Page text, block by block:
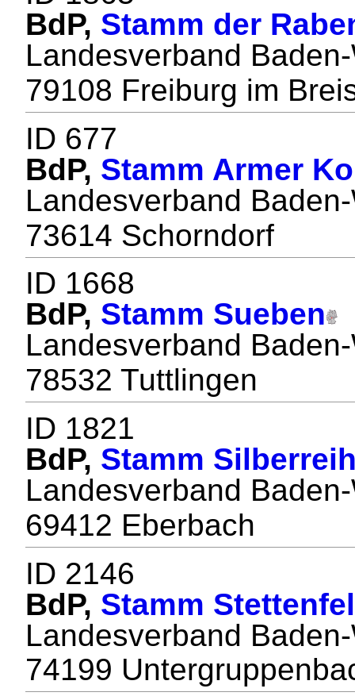
BdP, Stamm der
Landesverband
79108 Freiburg im
ID 677
BdP, Stamm Armer
Landesverband
73614 Schorndorf
ID 1668
BdP, Stamm Sueben
Landesverband
78532 Tuttlingen
ID 1821
BdP, Stamm
Landesverband
69412 Eberbach
ID 2146
BdP, Stamm
Landesverband
74199